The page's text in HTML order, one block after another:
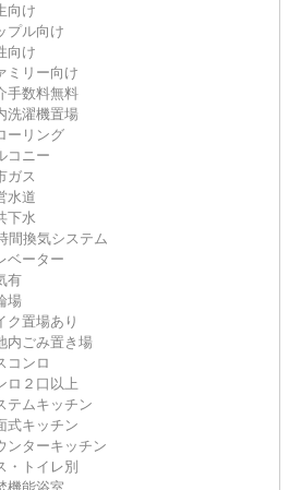
向け
プル向け
向け
ミリー向け
手数料無料
洗濯機置場
ーリング
コニー
ガス
水道
下水
間換気システム
ベーター
有
場
ク置場あり
内ごみ置き場
コンロ
ロ２口以上
テムキッチン
式キッチン
ンターキッチン
・トイレ別